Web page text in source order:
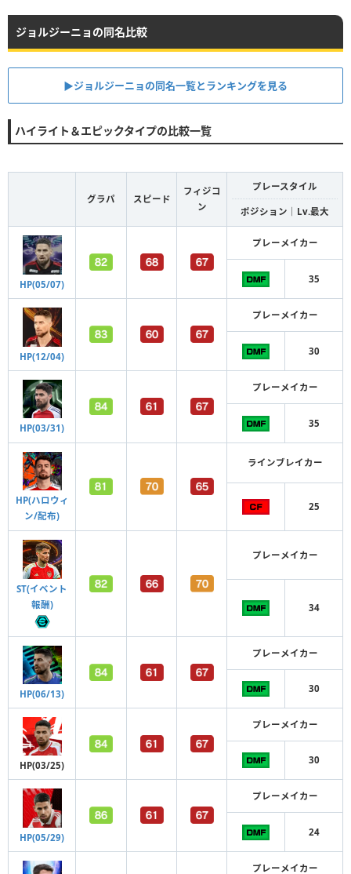
ジョルジーニョの同名比較
▶︎ジョルジーニョの同名一覧とランキングを見る
ハイライト＆エピックタイプの比較一覧
グラパ スピード
フィジコ
ン
プレースタイル
ポジション｜Lv.最大
HP(05/07)
プレーメイカー
35
HP(12/04)
プレーメイカー
30
HP(03/31)
プレーメイカー
35
HP(ハロウィ
ン/配布)
ラインブレイカー
25
ST(イベント
報酬)
プレーメイカー
34
HP(06/13)
プレーメイカー
30
HP(03/25)
プレーメイカー
30
HP(05/29)
プレーメイカー
24
プレーメイカー